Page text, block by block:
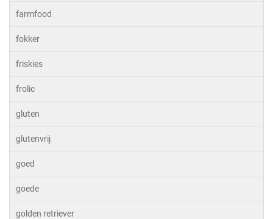
farmfood
fokker
friskies
frolic
gluten
glutenvrij
goed
goede
golden retriever